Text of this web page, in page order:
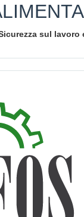
sul lavoro